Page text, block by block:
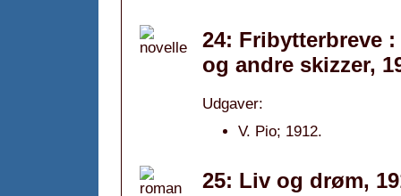
24: Fribytterbreve
og andre skizzer,
Udgaver:
V. Pio; 1912.
25: Liv og drøm,